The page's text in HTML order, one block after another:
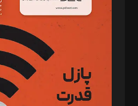
د‌بیر حقوق فناوری: حسام‌الدین
د‌بیر پیوست جهان: مینا پاکدل
د‌بیر تحریریه آنلاین: بابک نقاش
تحریریه‌: مجتبی محمود‌ی، آرش
مصطفی مسجدی آرانی، ابوالفضل رجبی،
رستمی،مصطفی باستان